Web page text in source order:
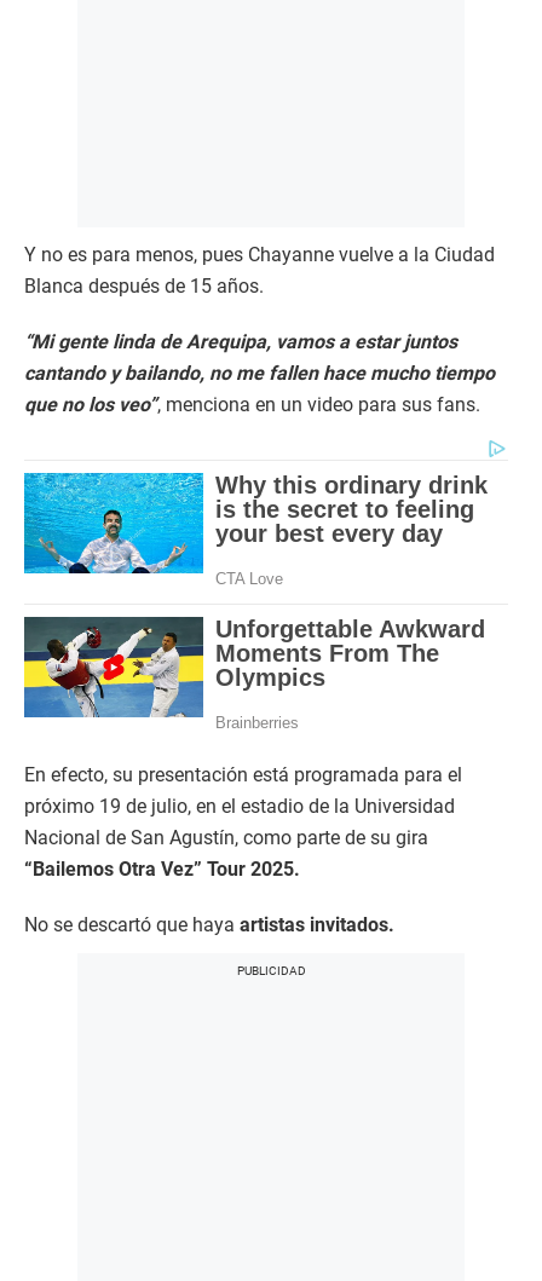
Y no es para menos, pues Chayanne vuelve a la Ciudad
Blanca después de 15 años.
“Mi gente linda de Arequipa, vamos a estar juntos
cantando y bailando, no me fallen hace mucho tiempo
que no los veo”, menciona en un video para sus fans.
En efecto, su presentación está programada para el
próximo 19 de julio, en el estadio de la Universidad
Nacional de San Agustín, como parte de su gira
“Bailemos Otra Vez” Tour 2025.
No se descartó que haya artistas invitados.